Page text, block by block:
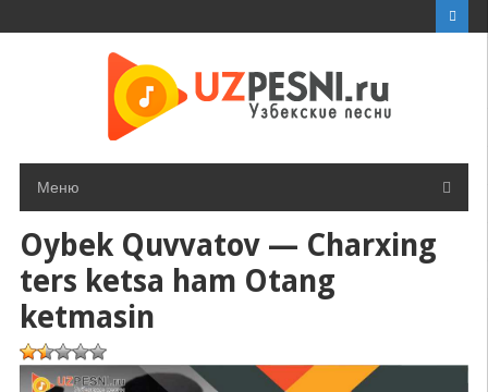
Меню
Oybek Quvvatov — Charxing
ters ketsa ham Otang
ketmasin